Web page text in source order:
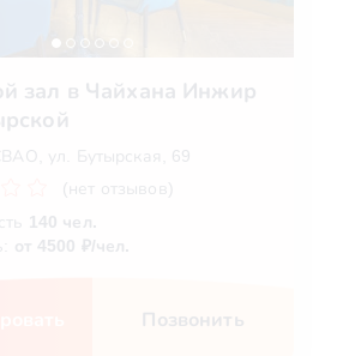
зал в Чайхана Инжир
ул. ​Бутырская, 69
(нет отзывов)
140 чел.
от 4500 ₽/чел.
Позвонить